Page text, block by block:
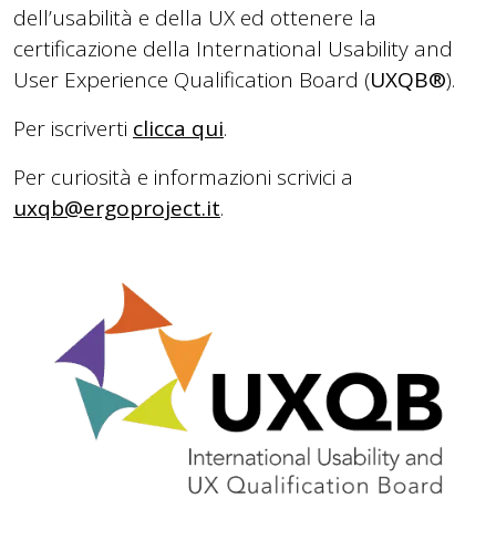
dell’usabilità e della UX ed ottenere la
certificazione della International Usability and
User Experience Qualification Board (UXQB®).
Per iscriverti clicca qui.
Per curiosità e informazioni scrivici a
uxqb@ergoproject.it.